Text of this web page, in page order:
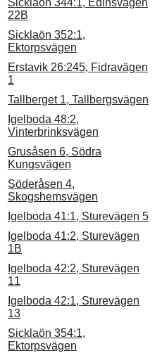
Sicklaön 344:1, Edinsvägen
22B
Sicklaön 352:1,
Ektorpsvägen
Erstavik 26:245, Fidravägen
1
Tallberget 1, Tallbergsvägen
Igelboda 48:2,
Vinterbrinksvägen
Grusåsen 6, Södra
Kungsvägen
Söderåsen 4,
Skogshemsvägen
Igelboda 41:1, Sturevägen 5
Igelboda 41:2, Sturevägen
1B
Igelboda 42:2, Sturevägen
11
Igelboda 42:1, Sturevägen
13
Sicklaön 354:1,
Ektorpsvägen